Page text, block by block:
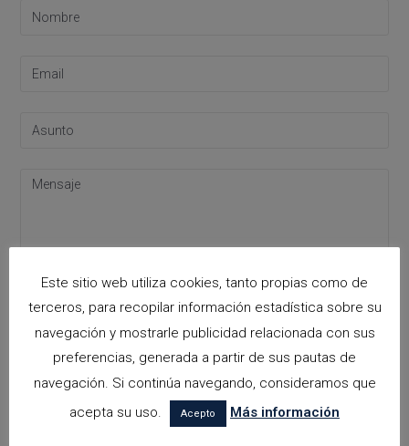
Please leave this field empty.
Acepto lapolítica de privacidad
Este sitio web utiliza cookies, tanto propias como de
terceros, para recopilar información estadística sobre su
navegación y mostrarle publicidad relacionada con sus
preferencias, generada a partir de sus pautas de
navegación. Si continúa navegando, consideramos que
acepta su uso.
Acepto Más información